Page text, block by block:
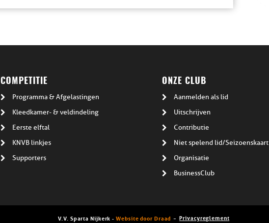
COMPETITIE
Programma & Afgelastingen
Kleedkamer- & veldindeling
Eerste elftal
KNVB linkjes
Supporters
ONZE CLUB
Aanmelden als lid
Uitschrijven
Contributie
Niet spelend lid/Seizoenskaart
Organisatie
BusinessClub
V.V. Sparta Nijkerk -Website door Draad Privacyreglement